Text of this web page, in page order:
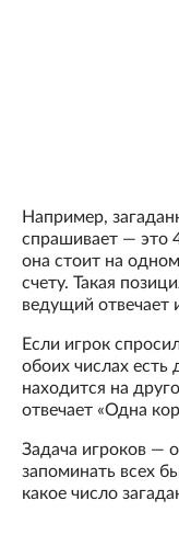
Например,
спрашивает — это
она стоит на
счету. Такая
ведущий отвечает
Если игрок
обоих числах есть
находится на
отвечает «Одна
Задача игроков —
запоминать всех
какое число